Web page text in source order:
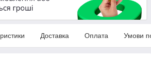
Доставка Оплата Умови